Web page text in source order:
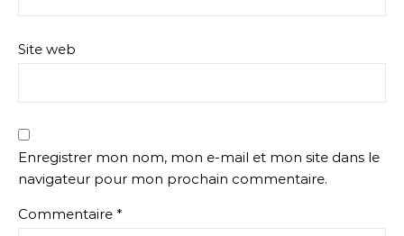
Site web
Enregistrer mon nom, mon e-mail et mon site dans le
navigateur pour mon prochain commentaire.
Commentaire *